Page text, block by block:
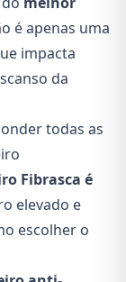
é apenas uma
impacta
da
todas as
Fibrasca é
elevado e
escolher o